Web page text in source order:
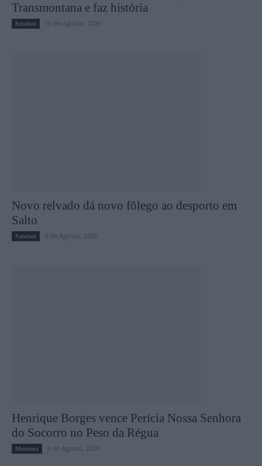
Transmontana e faz história
Futebol 10 de Agosto, 2026
Novo relvado dá novo fôlego ao desporto em
Salto
Futebol 9 de Agosto, 2026
Henrique Borges vence Perícia Nossa Senhora
do Socorro no Peso da Régua
Motores 9 de Agosto, 2026